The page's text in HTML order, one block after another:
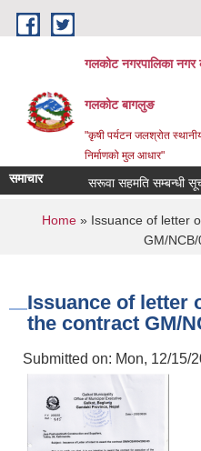
Skip to main content
गलकोट नगरपालिका नगर
गलकोट बागलुङ
"कृषी पर्यटन जलश्रोत
निर्माणको मुल आधार"
समाचार सरूवा सहमति सम्बन्धी
You are here
Home » Issuance of letter
GM/
Issuance of letter
the contract GM/
Submitted on: Mon, 12/15/